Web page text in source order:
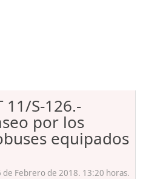
11/S-126.-
por los
equipados
Febrero de 2018. 13:20 horas.